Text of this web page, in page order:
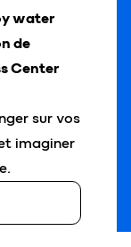
water
de
Center
sur vos
imaginer